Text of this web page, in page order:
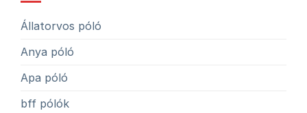
Állatorvos póló
Anya póló
Apa póló
bff pólók